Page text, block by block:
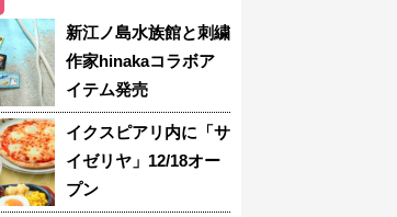
新江ノ島水族館と刺繍
作家hinakaコラボア
イテム発売
イクスピアリ内に「サ
イゼリヤ」12/18オー
プン